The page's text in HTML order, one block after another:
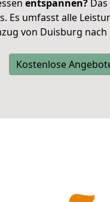
entspannen?
Es umfasst alle
von Duisburg
Kostenlose